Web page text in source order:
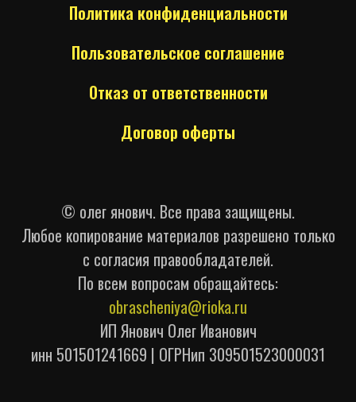
Политика конфиденциальности
Пользовательское соглашение
Отказ от ответственности
Договор оферты
© олег янович. Все права защищены.
Любое копирование материалов разрешено только
с согласия правообладателей.
По всем вопросам обращайтесь:
obrascheniya@rioka.ru
ИП Янович Олег Иванович
инн 501501241669 | ОГРНип 309501523000031